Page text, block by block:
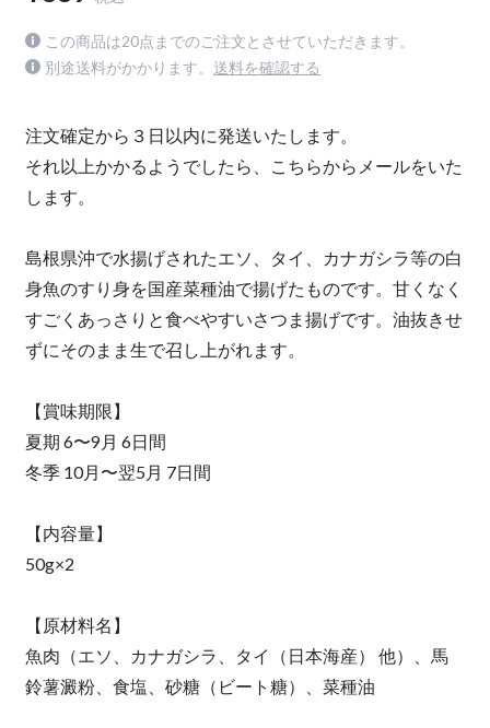
この商品は20点までのご注文とさせていただきます。
別途送料がかかります。 送料を確認する
注文確定から３日以内に発送いたします。
それ以上かかるようでしたら、こちらからメールをいた
します。
島根県沖で水揚げされたエソ、タイ、カナガシラ等の白
身魚のすり身を国産菜種油で揚げたものです。甘くなく
すごくあっさりと食べやすいさつま揚げです。油抜きせ
ずにそのまま生で召し上がれます。
【賞味期限】
夏期 6〜9月 6日間
冬季 10月〜翌5月 7日間
【内容量】
50g×2
【原材料名】
魚肉（エソ、カナガシラ、タイ（日本海産） 他）、馬
鈴薯澱粉、食塩、砂糖（ビート糖）、菜種油